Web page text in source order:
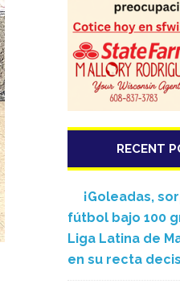
RECENT
¡Goleadas,
fútbol bajo 100
Liga Latina de
en su recta